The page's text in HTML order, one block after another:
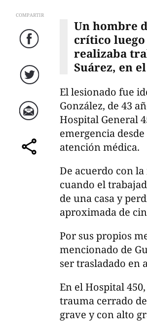
COMPARTIR
Facebook
Twitter
Correo
comparte
Un hombre
crítico
realizaba
Suárez, en
El lesionado fue
González, de 43
Hospital General
emergencia
atención médica.
De acuerdo con
cuando el
de una casa y
aproximada de
Por sus propios
mencionado de
ser trasladado en
En el Hospital
trauma cerrado
grave y con alto